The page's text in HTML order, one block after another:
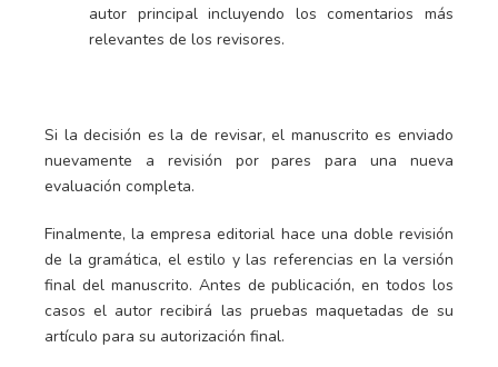
autor principal incluyendo los comentarios más
relevantes de los revisores.
Si la decisión es la de revisar, el manuscrito es enviado
nuevamente a revisión por pares para una nueva
evaluación completa.
Finalmente, la empresa editorial hace una doble revisión
de la gramática, el estilo y las referencias en la versión
final del manuscrito. Antes de publicación, en todos los
casos el autor recibirá las pruebas maquetadas de su
artículo para su autorización final.